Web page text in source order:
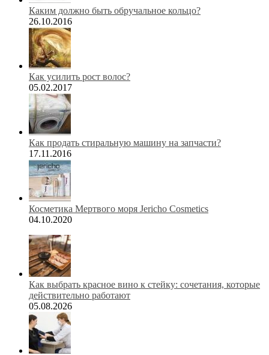
Каким должно быть обручальное кольцо?
26.10.2016
Как усилить рост волос?
05.02.2017
Как продать стиральную машину на запчасти?
17.11.2016
Косметика Мертвого моря Jericho Cosmetics
04.10.2020
Как выбрать красное вино к стейку: сочетания, которые
действительно работают
05.08.2026